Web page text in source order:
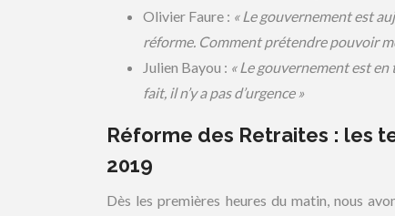
Olivier Faure : « Le gouvernement est
réforme. Comment prétendre pouvoir
Julien Bayou : « Le gouvernement est
fait, il n’y a pas d’urgence »
Réforme des Retraites : les
2019
Dès les premières heures du matin, nous